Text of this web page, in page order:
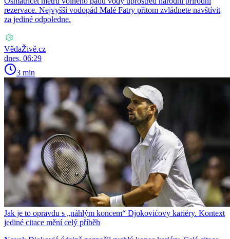
rezervace. Nejvyšší vodopád Malé Fatry přitom zvládnete navštívit
za jediné odpoledne.
VědaŽivě.cz
dnes, 06:29
3 min
Jak je to opravdu s „náhlým koncem“ Djokovićovy kariéry. Kontext
jediné citace mění celý příběh